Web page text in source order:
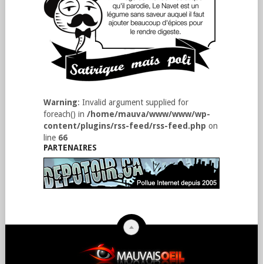
Warning: Invalid argument supplied for
foreach() in /home/mauva/www/www/wp-
content/plugins/rss-feed/rss-feed.php on
line 66
PARTENAIRES